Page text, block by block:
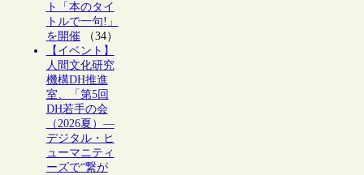
ト「本のタイ
トルで一句!」
を開催（34）
【イベント】
人間文化研究
機構DH推進
室、「第5回
DH若手の会
（2026夏）―
デジタル・ヒ
ューマニティ
ーズで“繋が